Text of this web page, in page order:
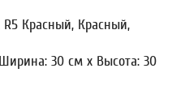
R5 Красный, Красный,
30 см x Высота: 30